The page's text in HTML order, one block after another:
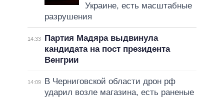
Украине, есть масштабные
разрушения
14:33
Партия Мадяра выдвинула
кандидата на пост президента
Венгрии
14:09
В Черниговской области дрон рф
ударил возле магазина, есть раненые